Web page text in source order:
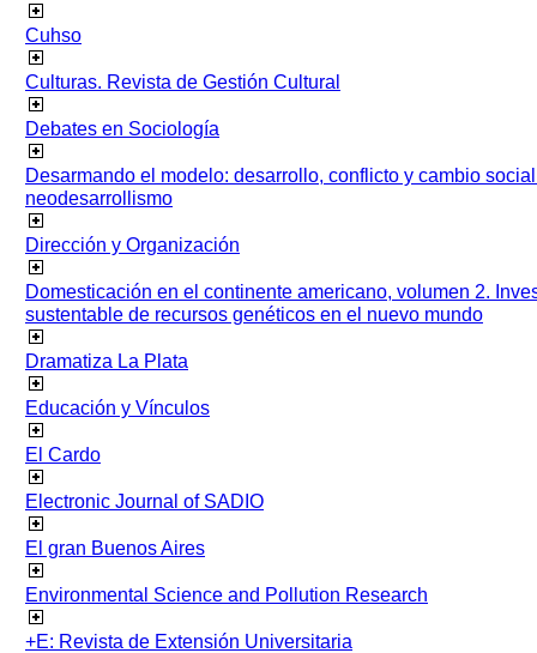
Cuhso
Culturas. Revista de Gestión Cultural
Debates en Sociología
Desarmando el modelo: desarrollo, conflicto y cambio
neodesarrollismo
Dirección y Organización
Domesticación en el continente americano, volumen 2.
sustentable de recursos genéticos en el nuevo mundo
Dramatiza La Plata
Educación y Vínculos
El Cardo
Electronic Journal of SADIO
El gran Buenos Aires
Environmental Science and Pollution Research
+E: Revista de Extensión Universitaria